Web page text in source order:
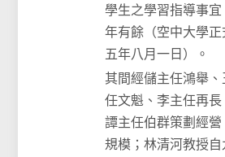
學生之學習指導事
年有餘（空中大學
五年八月一日）。
其間經儲主任鴻舉
任文魁、李主任再長
譚主任伯群策劃經
規模；林清河教授